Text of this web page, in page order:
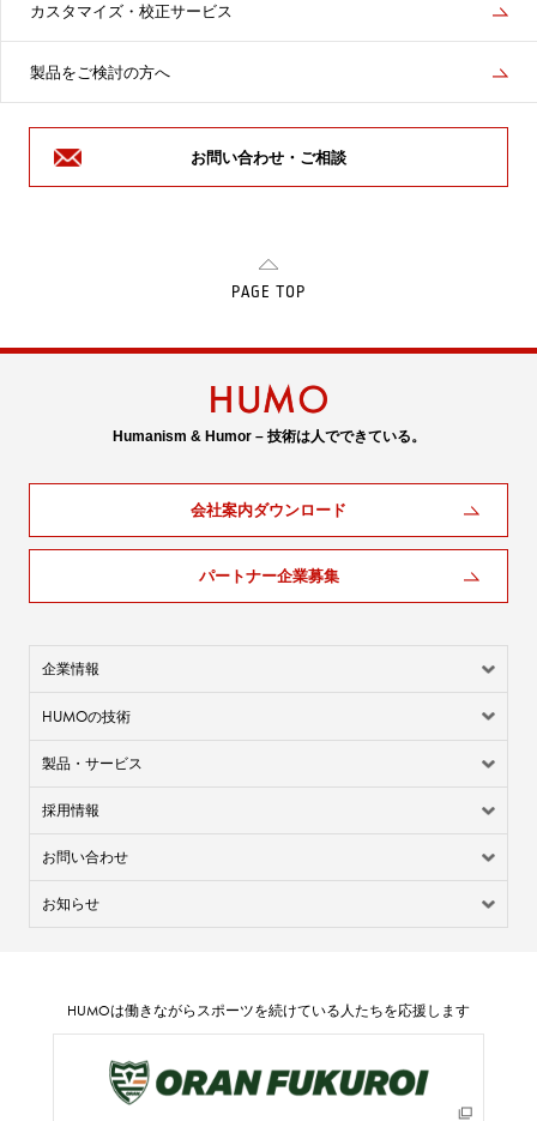
カスタマイズ・校正サービス
製品をご検討の方へ
お問い合わせ・ご相談
PAGE TOP
Humanism & Humor – 技術は人でできている。
会社案内ダウンロード
パートナー企業募集
企業情報
HUMOの技術
製品・サービス
採用情報
お問い合わせ
お知らせ
HUMOは働きながらスポーツを続けている人たちを応援します